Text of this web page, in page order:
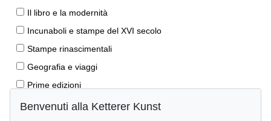
Il libro e la modernità
Incunaboli e stampe del XVI secolo
Stampe rinascimentali
Geografia e viaggi
Prime edizioni
Manoscritti antichi
Benvenuti alla Ketterer Kunst